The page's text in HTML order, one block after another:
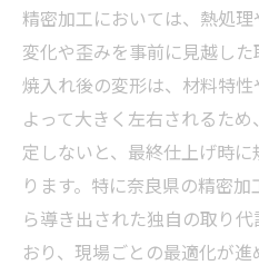
精密加工においては、熱処
変化や歪みを事前に見越した
焼入れ後の変形は、材料特
よって大きく左右されるた
定しないと、最終仕上げ時
ります。特に奈良県の精密
ら導き出された独自の取り
おり、現場ごとの最適化が進